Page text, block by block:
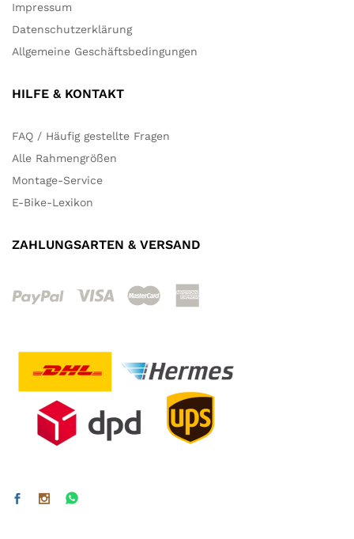
Impressum
Datenschutzerklärung
Allgemeine Geschäftsbedingungen
HILFE & KONTAKT
FAQ / Häufig gestellte Fragen
Alle Rahmengrößen
Montage-Service
E-Bike-Lexikon
ZAHLUNGSARTEN & VERSAND